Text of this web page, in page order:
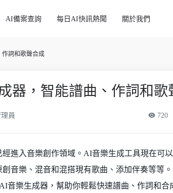
AI備案查詢 每日AI快訊熱聞 關於我們
詞和歌聲合成
器，智能譜曲、作詞和歌
員 720
進入音樂創作領域。AI音樂生成工具現在可
音樂、混音和混搭現有歌曲、添加伴奏等等
音樂生成器，幫助你輕鬆快速譜曲、作詞和合